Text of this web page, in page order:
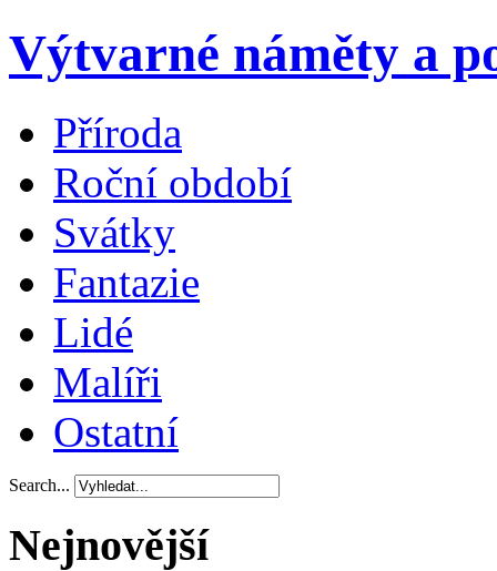
Výtvarné náměty a
Příroda
Roční období
Svátky
Fantazie
Lidé
Malíři
Ostatní
Search...
Nejnovější